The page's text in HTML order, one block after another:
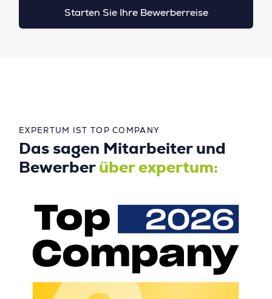
Starten Sie Ihre Bewerberreise
EXPERTUM IST TOP COMPANY
Das sagen Mitarbeiter und
Bewerber über expertum: